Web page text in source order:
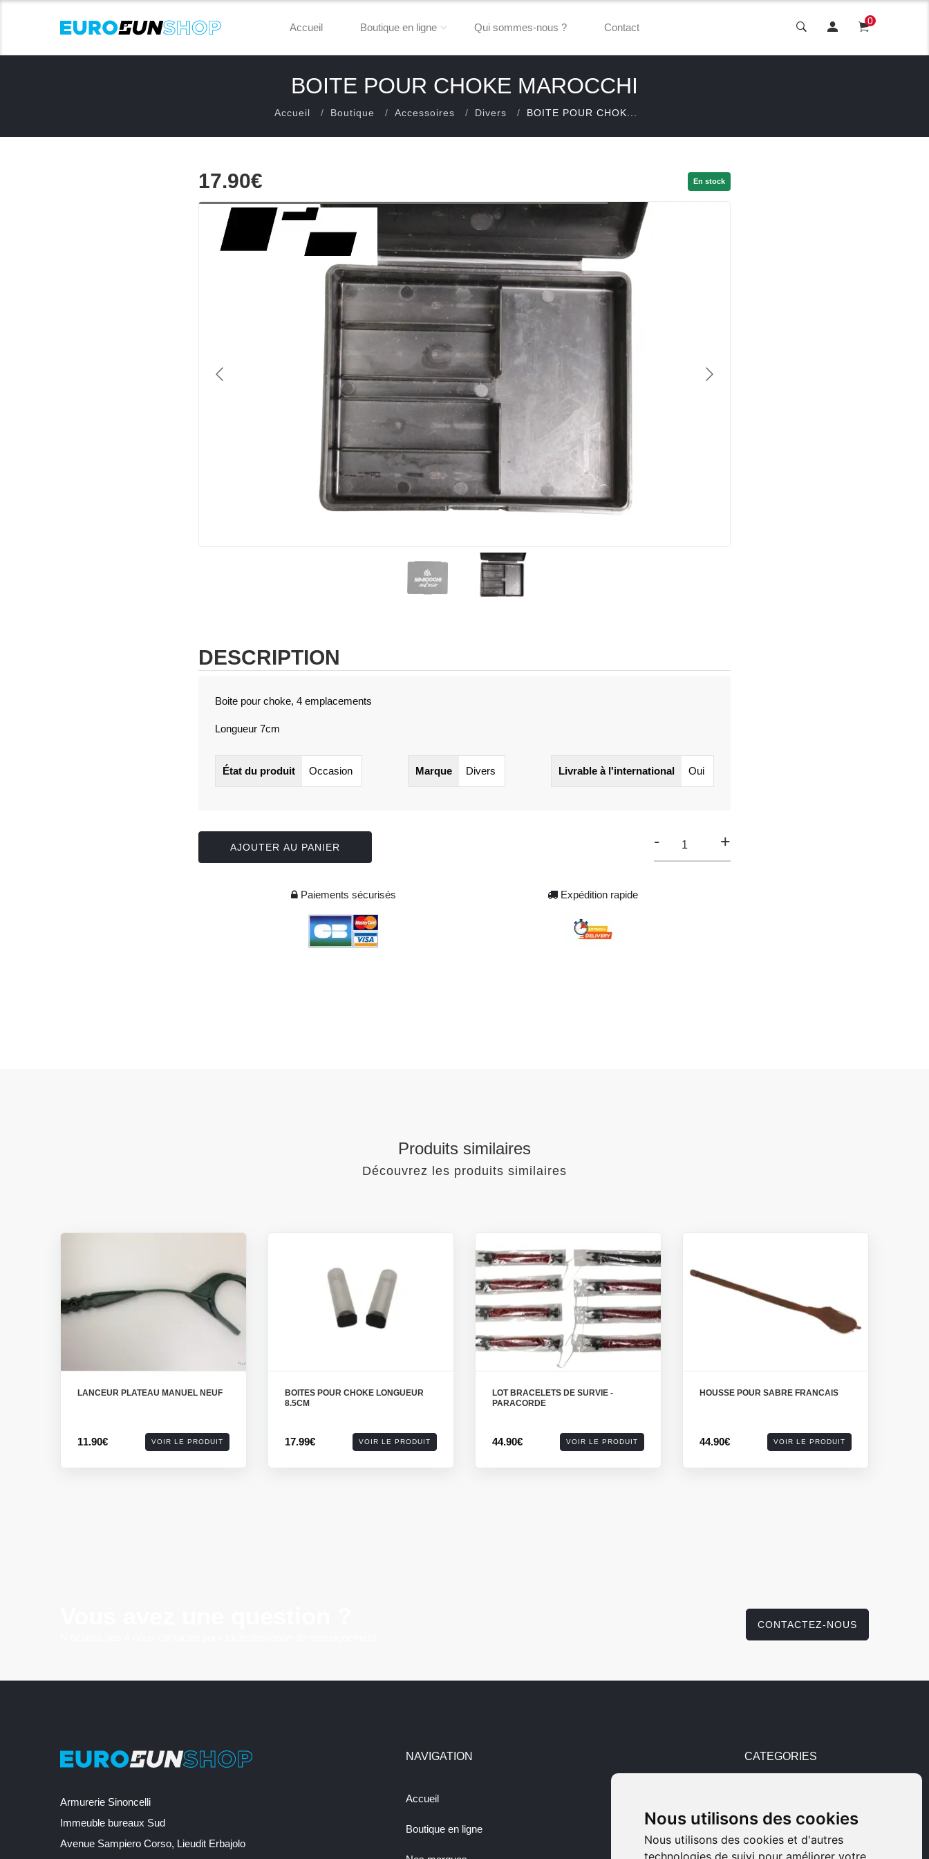
Nous utilisons des cookies
Nous utilisons des cookies et d'autres
technologies de suivi pour améliorer votre
Accueil Boutique en ligne Qui sommes-nous ? Contact
0
BOITE POUR CHOKE MAROCCHI
Accueil Boutique Accessoires Divers BOITE POUR CHOK...
17.90€ En stock
DESCRIPTION
Boite pour choke, 4 emplacements
Longueur 7cm
État du produit Occasion Marque Divers Livrable à l'international Oui
AJOUTER AU PANIER - +
Paiements sécurisés Expédition rapide
Produits similaires
Découvrez les produits similaires
LANCEUR PLATEAU MANUEL NEUF
11.90€ VOIR LE PRODUIT
BOITES POUR CHOKE LONGUEUR
8.5CM
17.99€ VOIR LE PRODUIT
LOT BRACELETS DE SURVIE -
PARACORDE
44.90€ VOIR LE PRODUIT
HOUSSE POUR SABRE FRANCAIS
44.90€ VOIR LE PRODUIT
CONTACTEZ-NOUS
Armurerie Sinoncelli
Immeuble bureaux Sud
Avenue Sampiero Corso, Lieudit Erbajolo
NAVIGATION
Accueil
Boutique en ligne
CATEGORIES
Armes d'occasions